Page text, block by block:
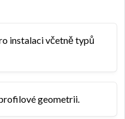
instalaci včetně typů
geometrii.